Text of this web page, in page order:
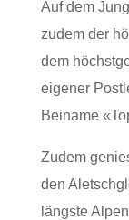
Auf dem
zudem der
dem
eigener
Beiname
Zudem
den
längste